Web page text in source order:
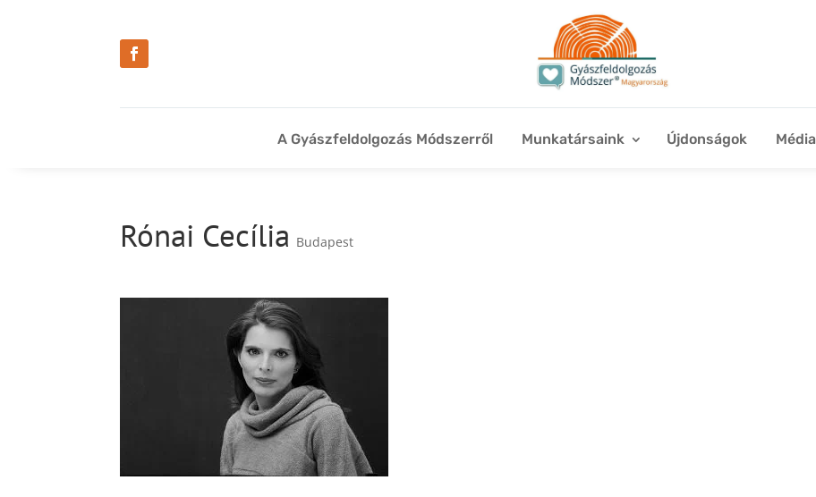
A Gyászfeldolgozás Módszerről Munkatársaink Újdonságok Média
Rónai Cecília Budapest